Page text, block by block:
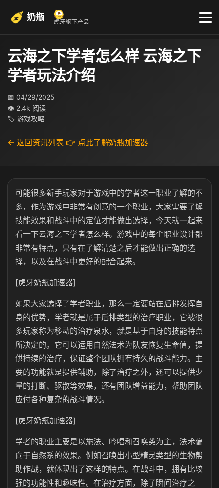
奶瓶 虎牙旗下产品
云海之下学者怎么样 云海之下
学者玩法介绍
📅 04/29/2025
👁 2.4k 阅读
🏷 游戏攻略
← 返回资讯列表 👉 点此了解奶瓶加速器
可能很多新手玩家对于游戏中的学者这一职业了解的不
多，作为游戏中非常有创意的一个职业，大家需要了解
技能效果和战斗中的定位才能做出选择，今天就一起来
看一下云海之下学者怎么样。游戏中的每个职业设计都
非常有特点，只有在了解清楚之后才能做出正确的选
择，以及在战斗中更好的配合起来。
[虎牙奶瓶加速器]
如果大家选择了学者职业，那么一定要站在后排发挥自
身的优势，学者就是属于后排类型的治疗职业，它被很
多玩家称为移动的治疗泉水，就是基于自身的技能特点
所决定的。它可以运用自然法术为队友恢复生命值，提
供持续的治疗，保证整个团队拥有持久的战斗能力。主
要的功能就是提供辅助，除了治疗之外，还可以提供少
量的打断、驱散等效果，还有团队增益能力，帮助团队
应付各种复杂的战斗情况。
[虎牙奶瓶加速器]
学者的职业主要是以施法、吟唱和召唤类为主，法术偏
向于自然系的效果。例如召唤出小型精灵类型的生物帮
助作战，就体现出了这样的特点。在战斗中，拥有比较
强的功能性和趣味性。在治疗方面，除了瞬间治疗之